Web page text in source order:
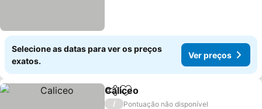
Selecione as datas para ver os preços
exatos.
Ver preços
PartilharAdicionar aos favoritos
Caliceo
/
Pontuação não disponível